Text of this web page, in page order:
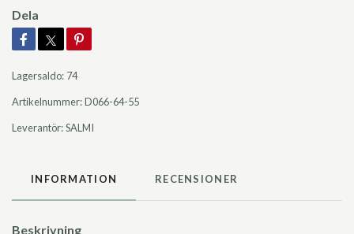
Dela
Lagersaldo: 74
Artikelnummer:D066-64-55
Leverantör:SALMI
INFORMATION RECENSIONER
Beskrivning